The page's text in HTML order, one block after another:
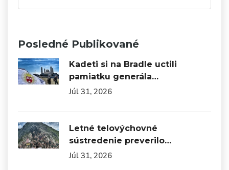
Posledné Publikované
Kadeti si na Bradle uctili
pamiatku generála…
Júl 31, 2026
Letné telovýchovné
sústredenie preverilo…
Júl 31, 2026